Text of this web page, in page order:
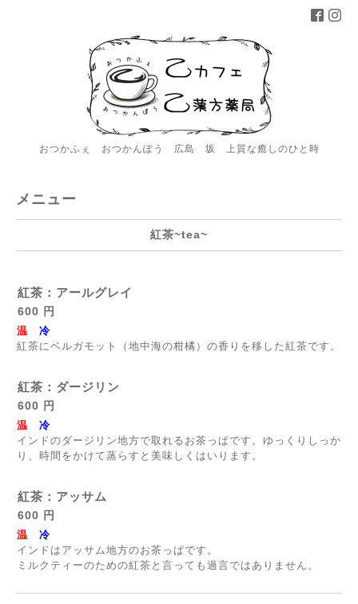
おつかふぇ おつかんぽう 広島 坂 上質な癒しのひと時
メニュー
紅茶~tea~
紅茶：アールグレイ
600 円
温 冷
紅茶にベルガモット（地中海の柑橘）の香りを移した紅茶です。
紅茶：ダージリン
600 円
温 冷
インドのダージリン地方で取れるお茶っぱです。ゆっくりしっか
り、時間をかけて蒸らすと美味しくはいります。
紅茶：アッサム
600 円
温 冷
インドはアッサム地方のお茶っぱです。
ミルクティーのための紅茶と言っても過言ではありません。